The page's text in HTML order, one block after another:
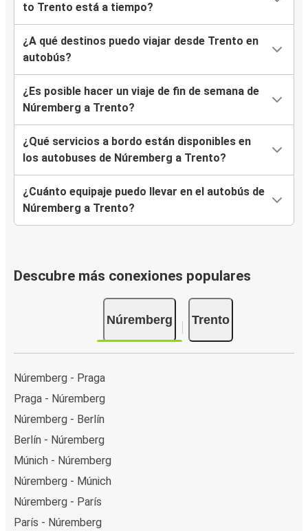
to Trento está a tiempo?
¿A qué destinos puedo viajar desde Trento en
autobús?
¿Es posible hacer un viaje de fin de semana de
Núremberg a Trento?
¿Qué servicios a bordo están disponibles en
los autobuses de Núremberg a Trento?
¿Cuánto equipaje puedo llevar en el autobús de
Núremberg a Trento?
Descubre más conexiones populares
Núremberg Trento
Núremberg - Praga
Praga - Núremberg
Núremberg - Berlín
Berlín - Núremberg
Múnich - Núremberg
Núremberg - Múnich
Núremberg - París
París - Núremberg